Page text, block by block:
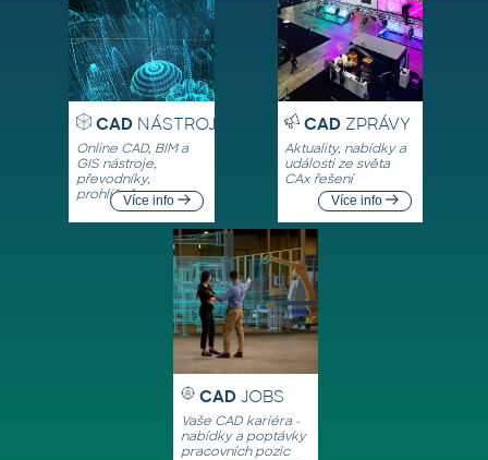
CADNÁSTROJE
Online CAD, BIM a
GIS nástroje,
převodníky,
prohlížečeVíce info
CADZPRÁVY
Aktuality, nabídky a
události ze světa
CAx řešení
Více info
CAD JOBS
Vaše CAD kariéra -
nabídky a poptávky
pracovních pozic